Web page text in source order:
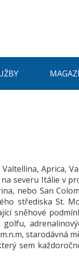
Aprica,
severu Itálie v
nebo San
střediska St.
sněhové
starodávná
sem